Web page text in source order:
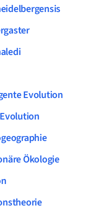
Evolution
Ökologie